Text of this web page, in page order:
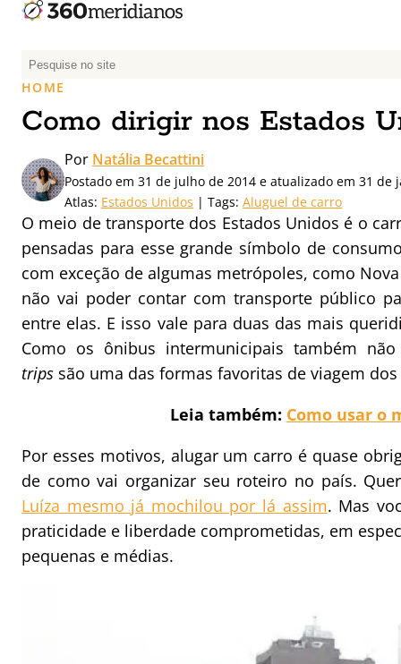
P
e
q
i
s
r
p
o
r
:
HOME
Como dirigir nos Estados
Por Natália Becattini
Postado em 31 de julho de 2014 e atualizado em 31 de
Atlas: Estados Unidos | Tags: Aluguel de carro
O meio de transporte dos Estados Unidos é o
pensadas para esse grande símbolo de
com exceção de algumas metrópoles, como
não vai poder contar com transporte público
entre elas. E isso vale para duas das mais
Como os ônibus intermunicipais também
trips são uma das formas favoritas de viagem
Leia também: Como usar o
Por esses motivos, alugar um carro é quase
de como vai organizar seu roteiro no país.
Luíza mesmo já mochilou por lá assim. Mas
praticidade e liberdade comprometidas, em
pequenas e médias.